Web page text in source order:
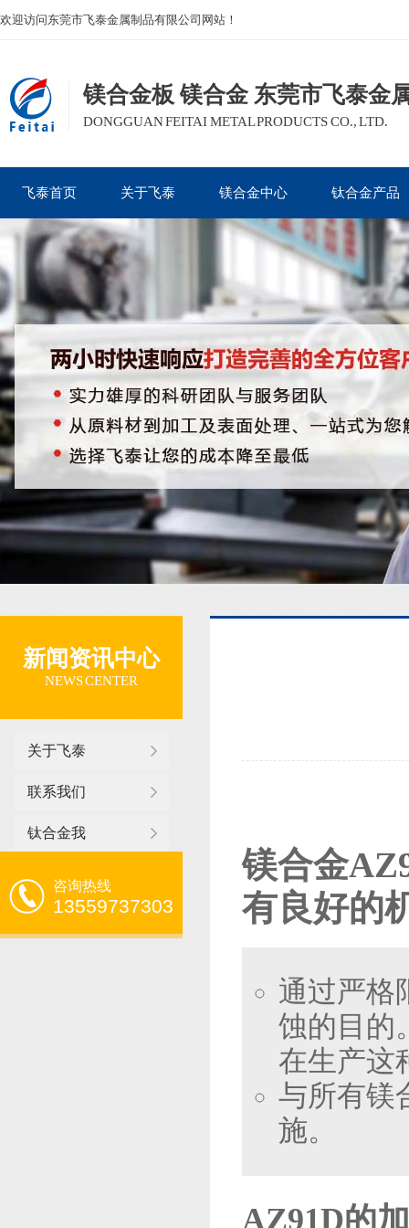
欢迎访问东莞市飞泰金属制品有限公司网站！
镁合金板 镁合金 东莞市飞泰金
DONGGUAN FEITAI METAL PRODUCTS CO., LTD.
飞泰首页 关于飞泰 镁合金中心 钛合金产品
新闻资讯中心
NEWS CENTER
关于飞泰
联系我们
钛合金我
咨询热线
13559737303
镁合金
有良好的
通过严格
蚀的目的
在生产这
与所有镁
施。
AZ91D的